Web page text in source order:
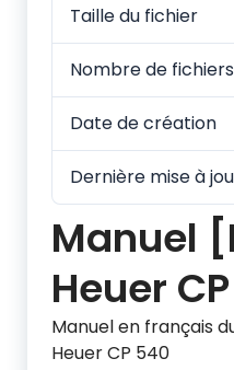
Taille du fichier
Nombre de fichiers
Date de création
Dernière mise à
Manuel
Heuer
Manuel en français
Heuer CP 540